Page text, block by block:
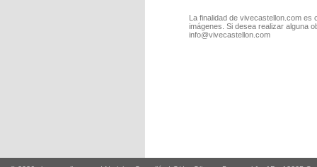
La finalidad de vivecastellon.com
imágenes. Si desea realizar alguna
info@vivecastellon.com